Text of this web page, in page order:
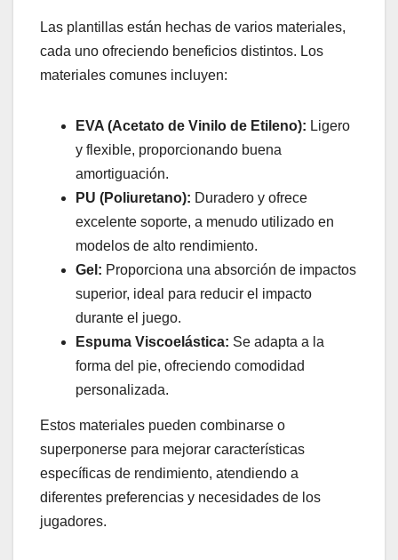
Las plantillas están hechas de varios materiales,
cada uno ofreciendo beneficios distintos. Los
materiales comunes incluyen:
EVA (Acetato de Vinilo de Etileno): Ligero
y flexible, proporcionando buena
amortiguación.
PU (Poliuretano): Duradero y ofrece
excelente soporte, a menudo utilizado en
modelos de alto rendimiento.
Gel: Proporciona una absorción de impactos
superior, ideal para reducir el impacto
durante el juego.
Espuma Viscoelástica: Se adapta a la
forma del pie, ofreciendo comodidad
personalizada.
Estos materiales pueden combinarse o
superponerse para mejorar características
específicas de rendimiento, atendiendo a
diferentes preferencias y necesidades de los
jugadores.